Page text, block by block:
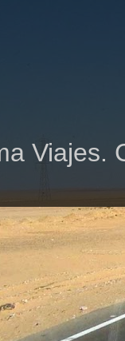
Viajes.